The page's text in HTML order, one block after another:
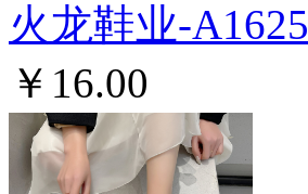
火龙鞋业-A1625
￥16.00